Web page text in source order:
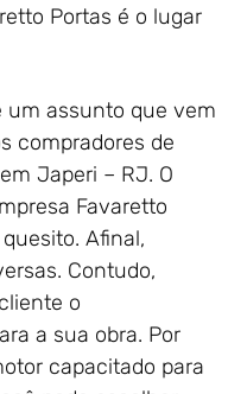
Portas é o lugar
um assunto que vem
compradores de
Japeri – RJ. O
Favaretto
Afinal,
Contudo,
o
a sua obra. Por
capacitado para